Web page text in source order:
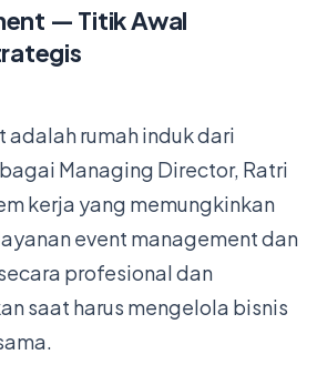
— Titik Awal
adalah rumah induk dari
Managing Director, Ratri
kerja yang memungkinkan
event management dan
profesional dan
saat harus mengelola bisnis